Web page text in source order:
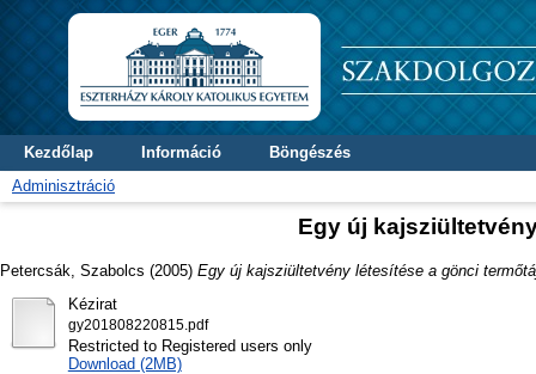
Kezdőlap Információ
Böngészés
Adminisztráció
Egy új
Petercsák, Szabolcs (2005) Egy új kajsziültetvény létesítése a gönci
Kézirat
gy201808220815.pdf
Restricted to Registered users only
Download (2MB)